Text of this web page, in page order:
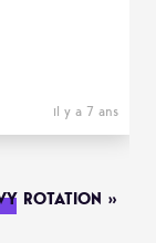
il y a 7 ans
ROTATION »